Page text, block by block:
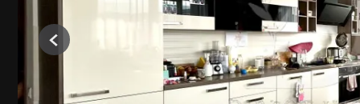
Previous